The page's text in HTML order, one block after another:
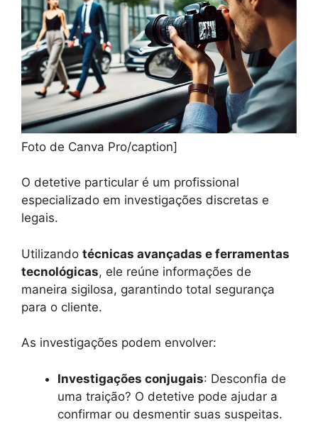
Foto de Canva Pro/caption]
O detetive particular é um profissional
especializado em investigações discretas e
legais.
Utilizando técnicas avançadas e ferramentas
tecnológicas, ele reúne informações de
maneira sigilosa, garantindo total segurança
para o cliente.
As investigações podem envolver:
Investigações conjugais: Desconfia de
uma traição? O detetive pode ajudar a
confirmar ou desmentir suas suspeitas.